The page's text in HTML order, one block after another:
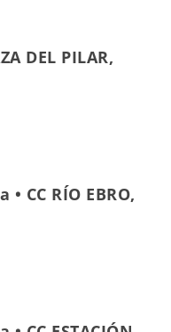
DEL PILAR,
CC RÍO EBRO,